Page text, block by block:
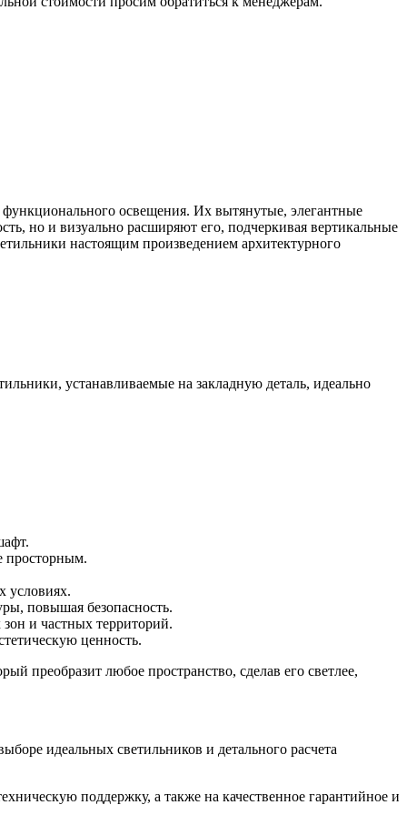
освещения. Их вытянутые, элегантные
но и визуально расширяют его, подчеркивая вертикальные
настоящим произведением архитектурного
устанавливаемые на закладную деталь, идеально
просторным.
условиях.
повышая безопасность.
и частных территорий.
ценность.
преобразит любое пространство, сделав его светлее,
идеальных светильников и детального расчета
поддержку, а также на качественное гарантийное и